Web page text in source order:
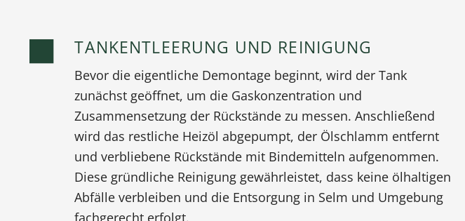
TANKENTLEERUNG UND REINIGUNG
Bevor die eigentliche Demontage beginnt, wird der Tank
zunächst geöffnet, um die Gaskonzentration und
Zusammensetzung der Rückstände zu messen. Anschließend
wird das restliche Heizöl abgepumpt, der Ölschlamm entfernt
und verbliebene Rückstände mit Bindemitteln aufgenommen.
Diese gründliche Reinigung gewährleistet, dass keine ölhaltigen
Abfälle verbleiben und die Entsorgung in Selm und Umgebung
fachgerecht erfolgt.